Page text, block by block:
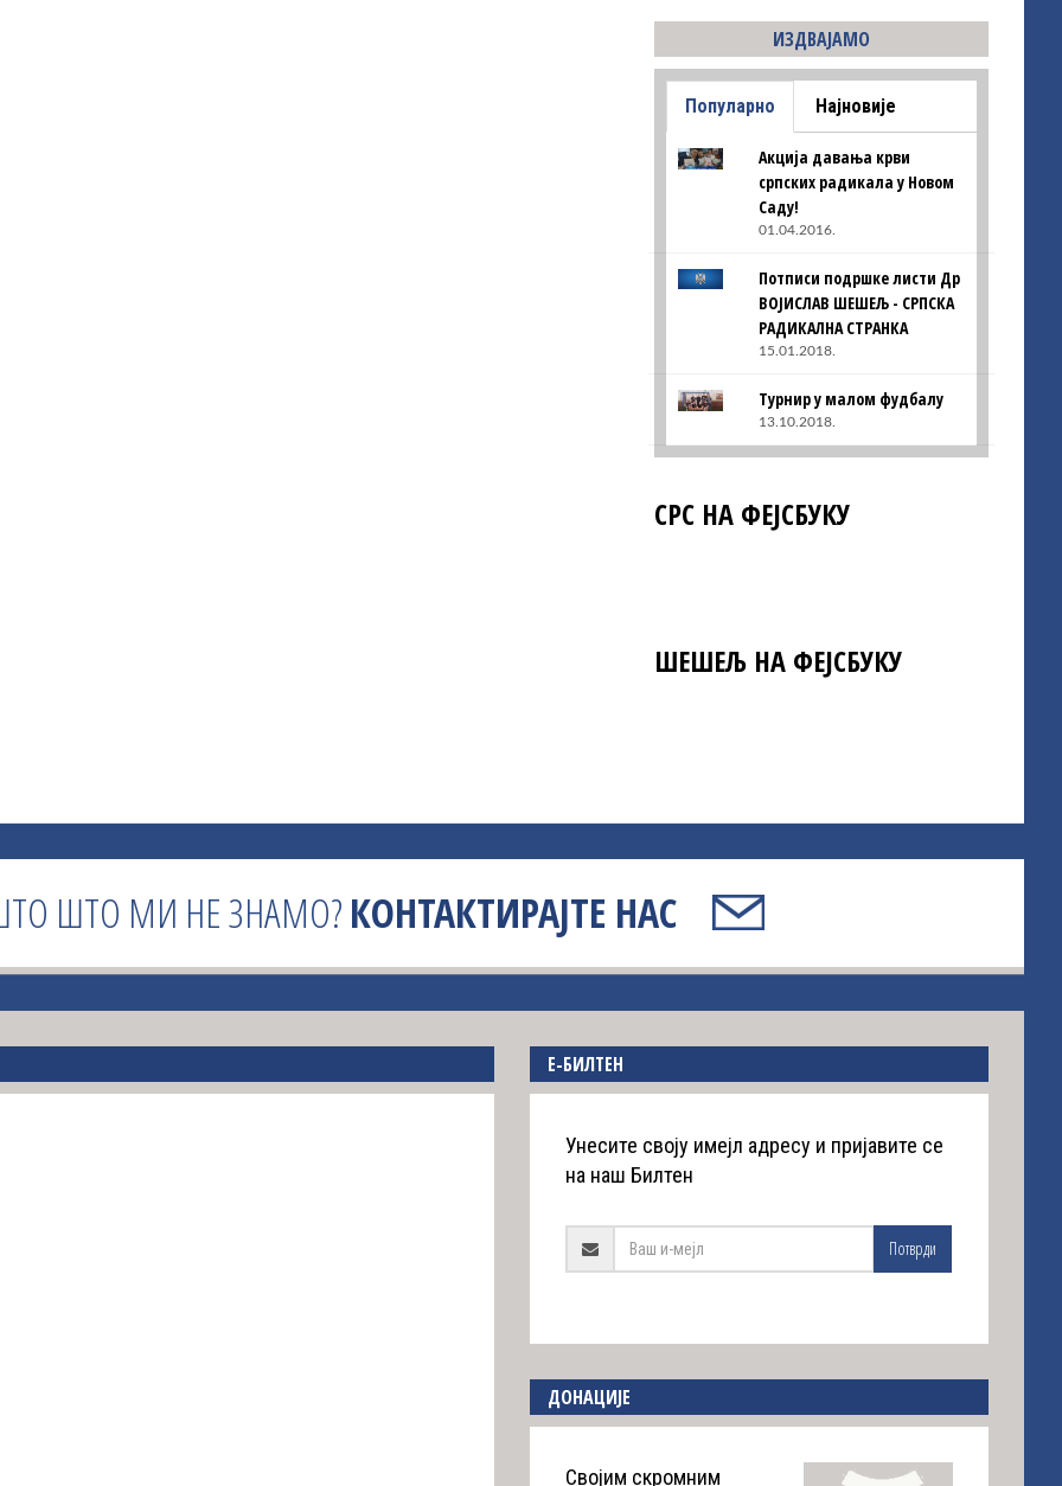
ИЗДВАЈАМО
Популарно Најновије
Акција давања крви
српских радикала у Новом
Саду!
01.04.2016.
Потписи подршке листи Др
ВОЈИСЛАВ ШЕШЕЉ - СРПСКА
РАДИКАЛНА СТРАНКА
15.01.2018.
Турнир у малом фудбалу
13.10.2018.
СРС НА ФЕЈСБУКУ
ШЕШЕЉ НА ФЕЈСБУКУ
ШТО МИ НЕ ЗНАМО?КОНТАКТИРАЈТЕ НАС
E-БИЛТЕН
Унесите своју имејл адресу и пријавите се
на наш Билтен
Потврди
ДОНАЦИЈЕ
Својим скромним